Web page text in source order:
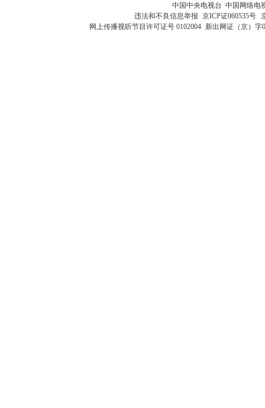
中国中央电视台 中国网络电
违法和不良信息举报 京ICP证060535号
网上传播视听节目许可证号 0102004 新出网证（京）